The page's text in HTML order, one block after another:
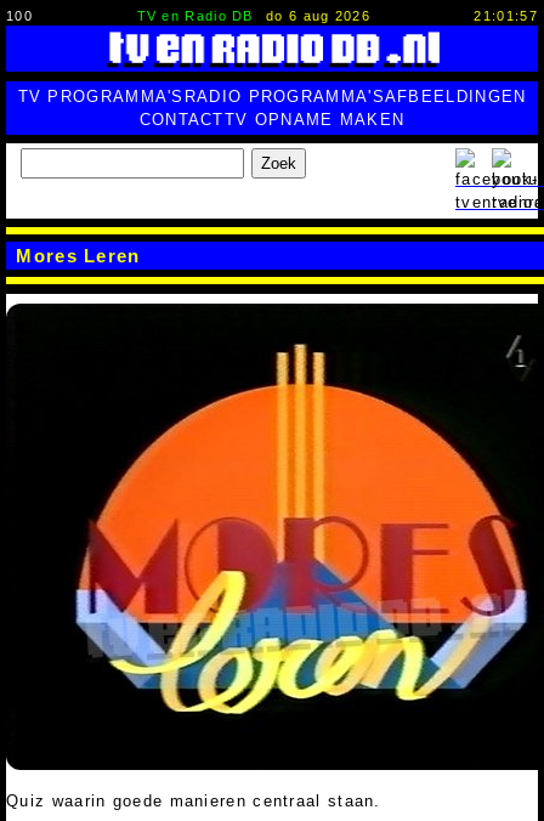
100 TV en Radio DB do 6 aug 2026 21:01:58
TV PROGRAMMA'S RADIO PROGRAMMA'SAFBEELDINGEN
CONTACTTV OPNAME MAKEN
Zoek
Mores Leren
Quiz waarin goede manieren centraal staan.